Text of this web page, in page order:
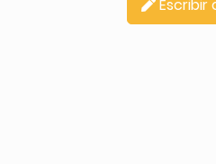
Escribir